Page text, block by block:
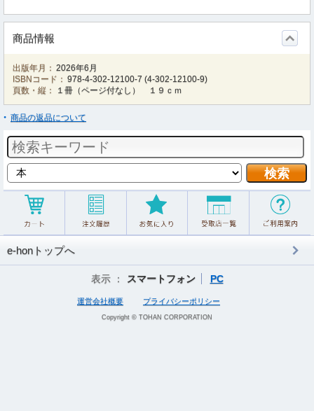
商品情報
出版年月： 2026年6月
ISBNコード： 978-4-302-12100-7 (4-302-12100-9)
頁数・縦：
１冊（ページ付なし） １９ｃｍ
商品の返品について
e-honトップへ
表示 ： スマートフォン PC
運営会社概要 プライバシーポリシー
Copyright © TOHAN CORPORATION